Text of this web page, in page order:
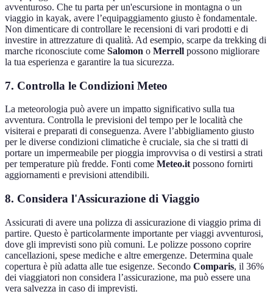
avventuroso. Che tu parta per un'escursione in montagna o un
viaggio in kayak, avere l’equipaggiamento giusto è fondamentale.
Non dimenticare di controllare le recensioni di vari prodotti e di
investire in attrezzature di qualità. Ad esempio, scarpe da trekking di
marche riconosciute come Salomon o Merrell possono migliorare
la tua esperienza e garantire la tua sicurezza.
7. Controlla le Condizioni Meteo
La meteorologia può avere un impatto significativo sulla tua
avventura. Controlla le previsioni del tempo per le località che
visiterai e preparati di conseguenza. Avere l’abbigliamento giusto
per le diverse condizioni climatiche è cruciale, sia che si tratti di
portare un impermeabile per pioggia improvvisa o di vestirsi a strati
per temperature più fredde. Fonti come Meteo.itpossono fornirti
aggiornamenti e previsioni attendibili.
8. Considera l'Assicurazione di Viaggio
Assicurati di avere una polizza di assicurazione di viaggio prima di
partire. Questo è particolarmente importante per viaggi avventurosi,
dove gli imprevisti sono più comuni. Le polizze possono coprire
cancellazioni, spese mediche e altre emergenze. Determina quale
copertura è più adatta alle tue esigenze. Secondo Comparis, il 36%
dei viaggiatori non considera l’assicurazione, ma può essere una
vera salvezza in caso di imprevisti.